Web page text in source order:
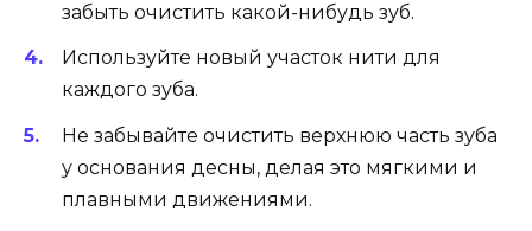
забыть очистить какой-нибудь зуб.
Используйте новый участок нити для
каждого зуба.
Не забывайте очистить верхнюю часть зуба
у основания десны, делая это мягкими и
плавными движениями.